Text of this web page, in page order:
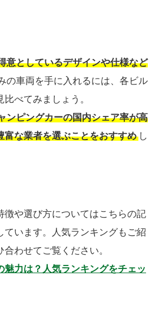
意としているデザインや仕様など
の車両を手に入れるには、各ビル
べてみましょう。
ンピングカーの国内シェア率が高
富な業者を選ぶことをおすすめ し
徴や選び方についてはこちらの記
ています。人気ランキングもご紹
わせてご覧ください。
魅力は？人気ランキングをチェッ